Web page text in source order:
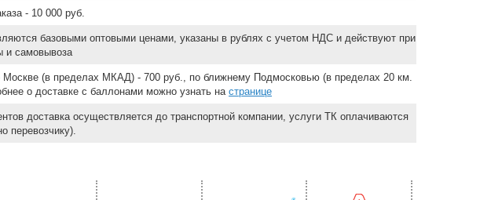
- 10 000 руб.
базовыми оптовыми ценами, указаны в рублях с учетом НДС и действуют при
и самовывоза
Москве (в пределах МКАД) - 700 руб., по ближнему Подмосковью (в пределах 20 км.
о доставке с баллонами можно узнать на странице
доставка осуществляется до транспортной компании, услуги ТК оплачиваются
перевозчику).